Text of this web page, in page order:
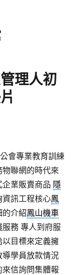
理人初
公會專業教育訓練
聯網的時代來
業販賣商品 隱
訊工程核心鳳
的介紹鳳山機車
務 專人到府服
目標來定義擁
導學員放款情況
信詢問集體報